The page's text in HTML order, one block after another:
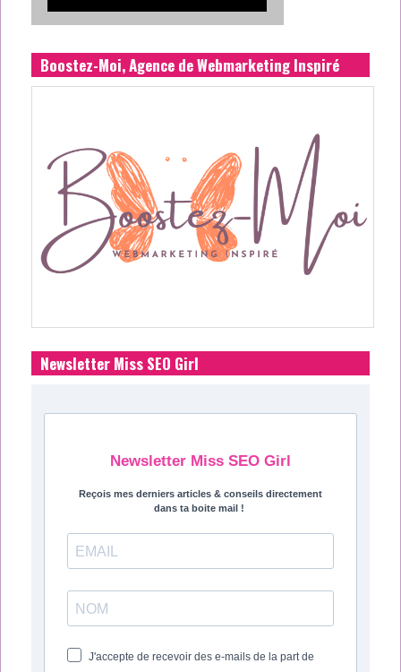
Boostez-Moi, Agence de Webmarketing Inspiré
Newsletter Miss SEO Girl
Newsletter Miss SEO Girl
Reçois mes derniers articles & conseils directement
dans ta boite mail !
J'accepte de recevoir des e-mails de la part de